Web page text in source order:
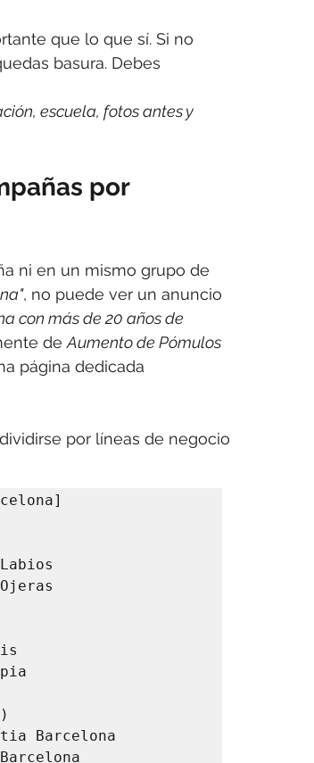
que lo que sí. Si no
basura. Debes
escuela, fotos antes y
por
ni en un mismo grupo de
, no puede ver un anuncio
con más de 20 años de
de Aumento de Pómulos
página dedicada
por líneas de negocio